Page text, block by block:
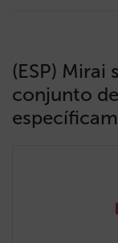
(ESP)
conjunto